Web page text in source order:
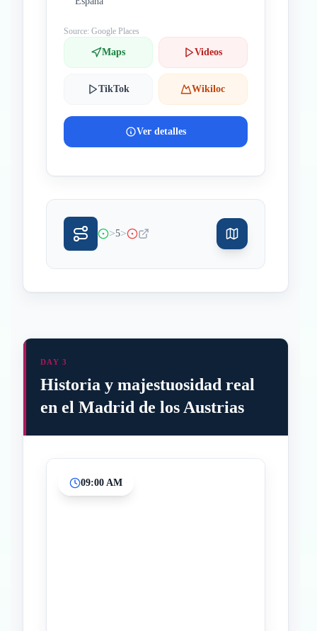
Source: Google Places
Maps Videos
TikTok Wikiloc
Ver detalles
>5>
DAY 3
Historia y majestuosidad real
en el Madrid de los Austrias
09:00 AM